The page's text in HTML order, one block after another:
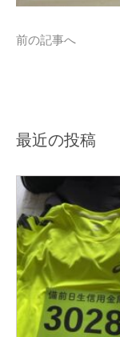
前の記事へ
最近の投稿